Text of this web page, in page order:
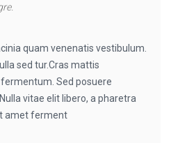
quam venenatis vestibulum.
sed tur.Cras mattis
Sed posuere
vitae elit libero, a pharetra
amet ferment